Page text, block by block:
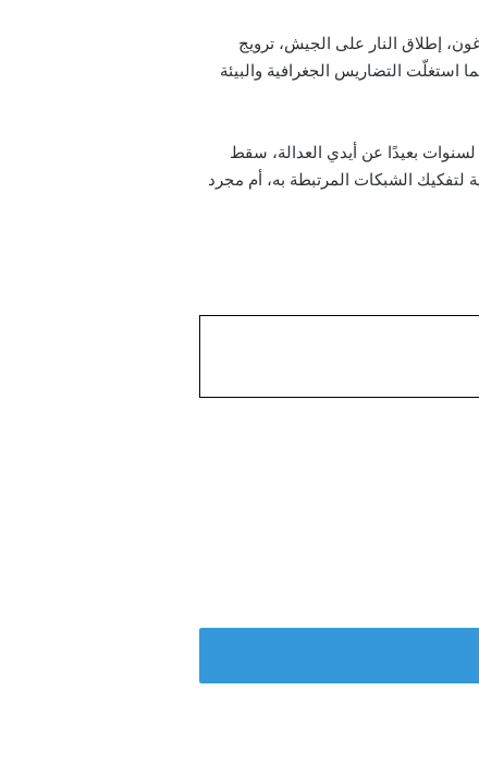
إطلاق النار على الجيش، ترويج
التضاريس الجغرافية والبيئة
بعيدًا عن أيدي العدالة، سقط
الشبكات المرتبطة به، أم مجرد